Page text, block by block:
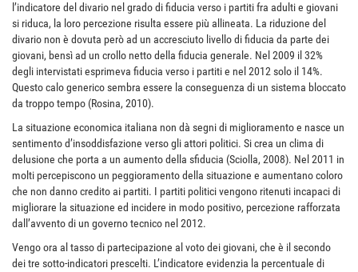
l’indicatore del divario nel grado di fiducia verso i partiti fra adulti e giovani
si riduca, la loro percezione risulta essere più allineata. La riduzione del
divario non è dovuta però ad un accresciuto livello di fiducia da parte dei
giovani, bensì ad un crollo netto della fiducia generale. Nel 2009 il 32%
degli intervistati esprimeva fiducia verso i partiti e nel 2012 solo il 14%.
Questo calo generico sembra essere la conseguenza di un sistema bloccato
da troppo tempo (Rosina, 2010).
La situazione economica italiana non dà segni di miglioramento e nasce un
sentimento d’insoddisfazione verso gli attori politici. Si crea un clima di
delusione che porta a un aumento della sfiducia (Sciolla, 2008). Nel 2011 in
molti percepiscono un peggioramento della situazione e aumentano coloro
che non danno credito ai partiti. I partiti politici vengono ritenuti incapaci di
migliorare la situazione ed incidere in modo positivo, percezione rafforzata
dall’avvento di un governo tecnico nel 2012.
Vengo ora al tasso di partecipazione al voto dei giovani, che è il secondo
dei tre sotto-indicatori prescelti. L’indicatore evidenzia la percentuale di